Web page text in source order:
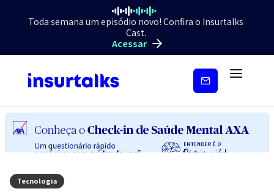
Toda semana um episódio novo! Confira o Insurtalks
Cast.
Acessar
Inscreva-
Tecnologia